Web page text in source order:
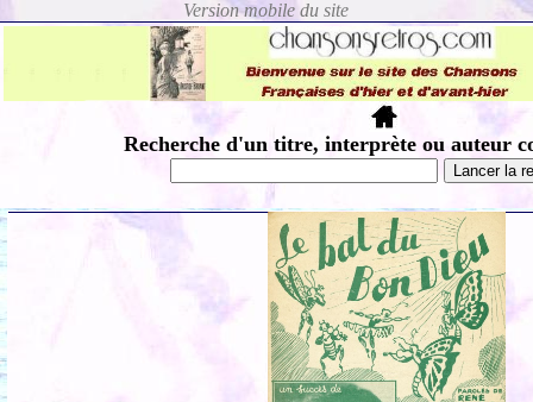
Recherche d'un titre, interprète ou auteur